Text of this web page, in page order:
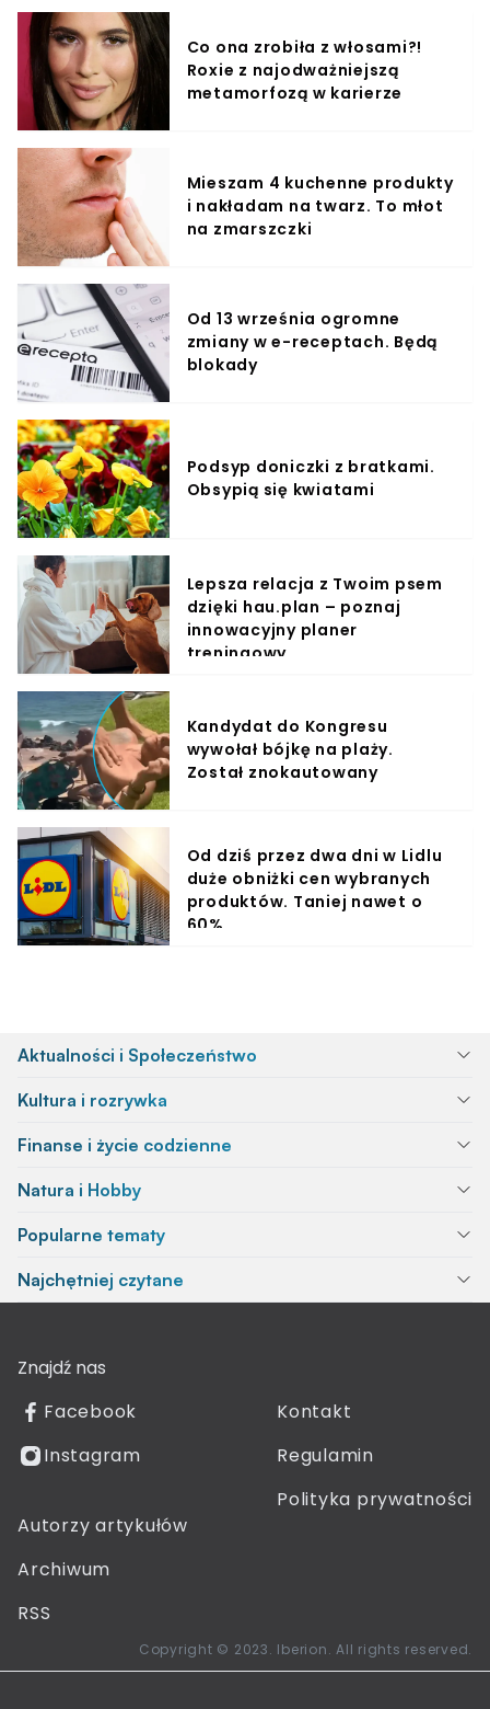
Co ona zrobiła z włosami?!
Roxie z najodważniejszą
metamorfozą w karierze
Mieszam 4 kuchenne produkty
i nakładam na twarz. To młot
na zmarszczki
Od 13 września ogromne
zmiany w e-receptach. Będą
blokady
Podsyp doniczki z bratkami.
Obsypią się kwiatami
Lepsza relacja z Twoim psem
dzięki hau.plan – poznaj
innowacyjny planer
treningowy
Kandydat do Kongresu
wywołał bójkę na plaży.
Został znokautowany
Od dziś przez dwa dni w Lidlu
duże obniżki cen wybranych
produktów. Taniej nawet o
60%
Aktualności i Społeczeństwo
Kultura i rozrywka
Finanse i życie codzienne
Natura i Hobby
Popularne tematy
Najchętniej czytane
Znajdź nas
Facebook
Instagram
Kontakt
Regulamin
Polityka prywatności
Autorzy artykułów
Archiwum
RSS
Copyright © 2023. Iberion. All rights reserved.